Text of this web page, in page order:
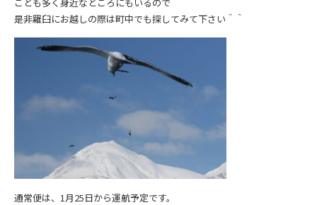
是非羅臼にお越しの際は町中でも探してみて下さい＾＾
通常便は、1月25日から運航予定です。